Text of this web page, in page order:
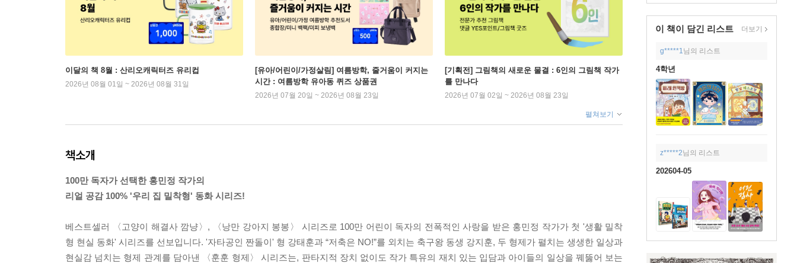
이 책이 담긴 리스트 더보기
g*****1님의 리스트
4학년
z*****2님의 리스트
202604-05
이달의 책 8월 : 산리오캐릭터즈 유리컵
2026년 08월 01일 ~ 2026년 08월 31일
[유아/어린이/가정살림] 여름방학, 줄거움이 커지는
시간 : 여름방학 유아동 퀴즈 상품권
2026년 07월 20일 ~ 2026년 08월 23일
[기획전] 그림책의 새로운 물결 : 6인의 그림책 작가
를 만나다
2026년 07월 02일 ~ 2026년 08월 23일
펼쳐보기
책소개
100만 독자가 선택한 홍민정 작가의
리얼 공감 100% '우리 집 밀착형' 동화 시리즈!
베스트셀러 〈고양이 해결사 깜냥〉, 〈낭만 강아지 봉봉〉 시리즈로 100만 어린이 독자의 전폭적인 사랑을 받은 홍민정 작가가 첫 '생활 밀착
형 현실 동화' 시리즈를 선보입니다. '자타공인 짠돌이' 형 강태훈과 “저축은 NO!”를 외치는 축구왕 동생 강지훈, 두 형제가 펼치는 생생한 일상과
현실감 넘치는 형제 관계를 담아낸 〈훈훈 형제〉 시리즈는, 판타지적 장치 없이도 작가 특유의 재치 있는 입담과 아이들의 일상을 꿰뚫어 보는